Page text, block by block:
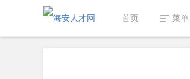
首页 菜单